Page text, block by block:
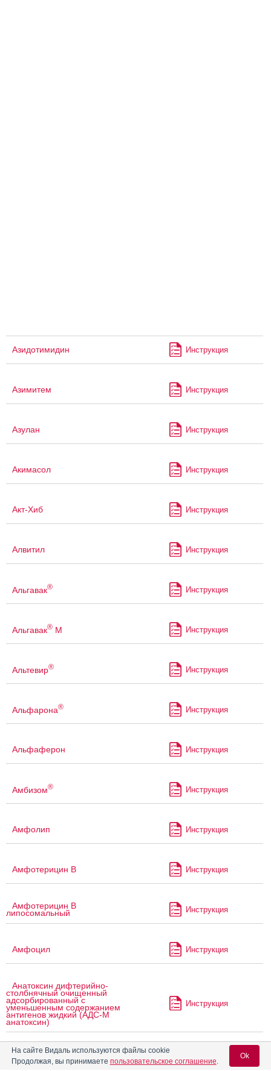
Азидотимидин Инструкция
Азимитем Инструкция
Азулан Инструкция
Акимасол Инструкция
Акт-Хиб Инструкция
Алвитил Инструкция
Альгавак® Инструкция
Альгавак® М Инструкция
Альтевир® Инструкция
Альфарона® Инструкция
Альфаферон Инструкция
Амбизом® Инструкция
Амфолип Инструкция
Амфотерицин В Инструкция
Амфотерицин В
липосомальный Инструкция
Амфоцил Инструкция
Анатоксин дифтерийно-
столбнячный очищенный
адсорбированный с
уменьшенным содержанием
антигенов жидкий (АДС-М
анатоксин)
Инструкция
Анатоксин столбнячный
очищенный адсорбированный Инструкция
На сайте Видаль используются файлы cookie
Продолжая, вы принимаете пользовательское соглашение.
Ok